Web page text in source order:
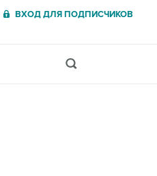
ВХОД ДЛЯ ПОДПИСЧИКОВ